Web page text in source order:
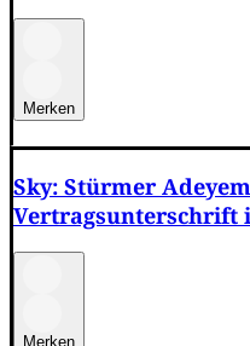
Merken
Sky: Stürmer
Vertragsunterschrift
Merken